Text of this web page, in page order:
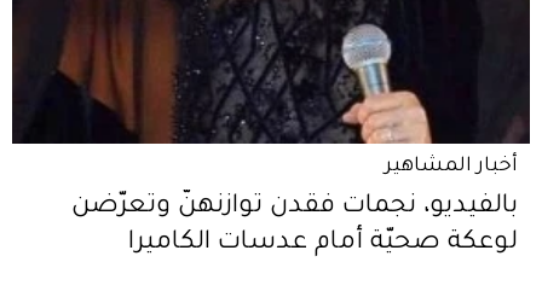
أخبار المشاهير
بالفيديو، نجمات فقدن توازنهنّ وتعرّضن
لوعكة صحيّة أمام عدسات الكاميرا